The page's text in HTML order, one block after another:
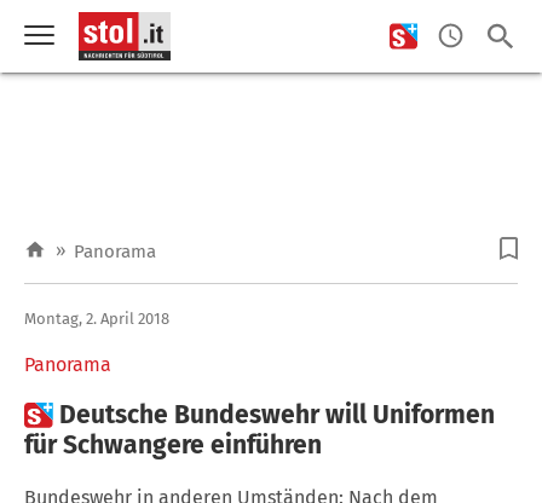
» Panorama
Panorama
Montag, 2. April 2018
 Deutsche Bundeswehr will Uniformen
für Schwangere einführen
Bundeswehr in anderen Umständen: Nach dem